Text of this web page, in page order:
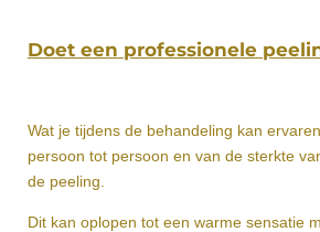
Doet een professionele
Wat je tijdens de behandeling kan
persoon tot persoon en van de sterkte
de peeling.
Dit kan oplopen tot een warme sensatie